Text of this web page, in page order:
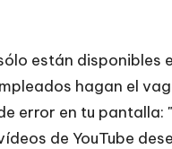
están
hagan el
error en tu pantalla:
de YouTube